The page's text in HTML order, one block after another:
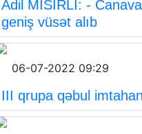
Adil MİSİRLİ: -
geniş vüsət alıb
06-07-2022 09:29
III qrupa qəbul